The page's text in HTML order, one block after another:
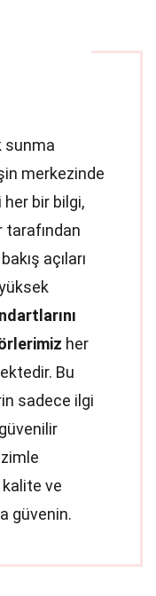
sunma
merkezinde
bir bilgi,
tarafından
açıları
her
Bu
sadece ilgi
ve
güvenin.